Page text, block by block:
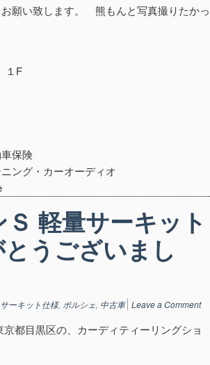
願い致します。 熊もんと写真撮りたかっ
１F
保険
ング・カーオーディオ
軽量サーキット
うございまし
サーキット仕様, ポルシェ, 中古車 Leave a Comment
都目黒区の、カーディティーリングショ